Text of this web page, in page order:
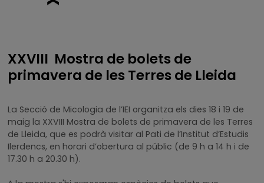
XXVIII Mostra de bolets de
primavera de les Terres de Lleida
La Secció de Micologia de l’IEI organitza els dies 18 i 19 de
maig la XXVIII Mostra de bolets de primavera de les Terres
de Lleida, que es podrà visitar al Pati de l’Institut d’Estudis
Ilerdencs, en horari d’obertura al públic (de 9 h a 14 h i de
17.30 h a 20.30 h).